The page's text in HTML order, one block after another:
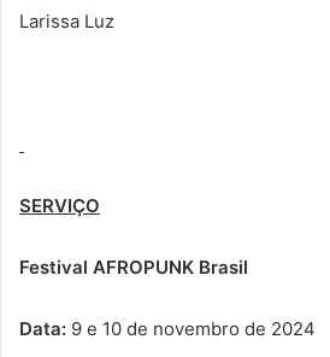
Larissa Luz
SERVIÇO
Festival AFROPUNK Brasil
Data: 9 e 10 de novembro de 2024